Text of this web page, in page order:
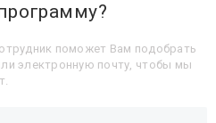
поможет Вам подобрать
электронную почту, чтобы мы